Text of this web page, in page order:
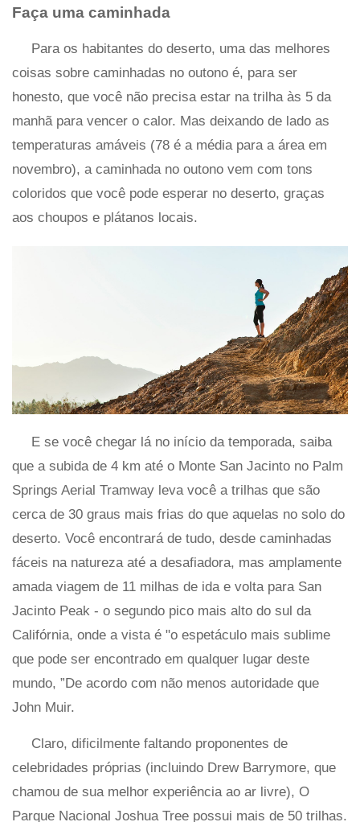
Faça uma caminhada
Para os habitantes do deserto, uma das melhores
coisas sobre caminhadas no outono é, para ser
honesto, que você não precisa estar na trilha às 5 da
manhã para vencer o calor. Mas deixando de lado as
temperaturas amáveis ​​(78 é a média para a área em
novembro), a caminhada no outono vem com tons
coloridos que você pode esperar no deserto, graças
aos choupos e plátanos locais.
E se você chegar lá no início da temporada, saiba
que a subida de 4 km até o Monte San Jacinto no Palm
Springs Aerial Tramway leva você a trilhas que são
cerca de 30 graus mais frias do que aquelas no solo do
deserto. Você encontrará de tudo, desde caminhadas
fáceis na natureza até a desafiadora, mas amplamente
amada viagem de 11 milhas de ida e volta para San
Jacinto Peak - o segundo pico mais alto do sul da
Califórnia, onde a vista é "o espetáculo mais sublime
que pode ser encontrado em qualquer lugar deste
mundo, ”De acordo com não menos autoridade que
John Muir.
Claro, dificilmente faltando proponentes de
celebridades próprias (incluindo Drew Barrymore, que
chamou de sua melhor experiência ao ar livre), O
Parque Nacional Joshua Tree possui mais de 50 trilhas.